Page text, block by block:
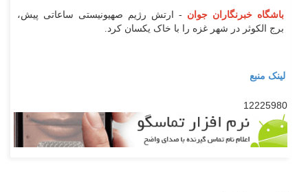
باشگاه خبرنگاران جوان - ارتش رژیم صهیونیستی ساعاتی پیش،
برج الکوثر در شهر غزه را با خاک یکسان کرد.
لینک منبع
12225980